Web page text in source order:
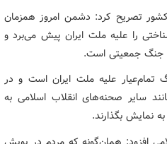
کشور تصریح کرد: دشمن امروز همزمان
را علیه ملت ایران پیش می‌برد و
جنگ جمعیتی است.
علیه ملت ایران است و در
سایر صحنه‌های انقلاب اسلامی به
نمایش بگذارند.